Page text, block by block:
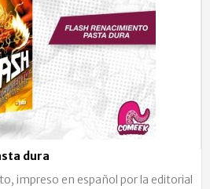
dura
impreso en español por la editorial